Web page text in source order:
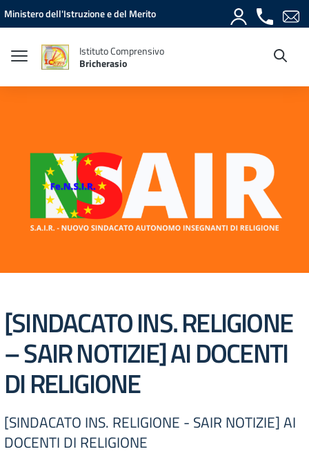
Vai ai contenuti
Vai al menu di navigazione
Vai al footer
Ministero dell'Istruzione e del Merito
Istituto Comprensivo
Bricherasio
[SINDACATO INS. RELIGIONE
– SAIR NOTIZIE] AI DOCENTI
DI RELIGIONE
[SINDACATO INS. RELIGIONE - SAIR NOTIZIE] AI
DOCENTI DI RELIGIONE